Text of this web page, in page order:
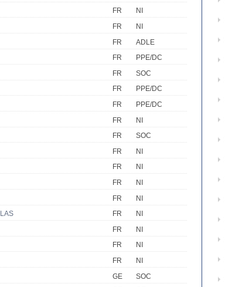
FR
NI
FR
NI
FR
ADLE
FR
PPE/DC
FR
SOC
FR
PPE/DC
FR
PPE/DC
FR
NI
FR
SOC
FR
NI
FR
NI
FR
NI
FR
NI
FR
NI
FR
NI
FR
NI
FR
NI
GE
SOC